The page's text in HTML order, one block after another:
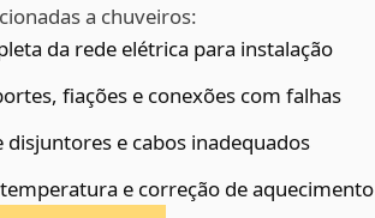
a chuveiros:
da rede elétrica para instalação
fiações e conexões com falhas
disjuntores e cabos inadequados
e correção de aquecimento